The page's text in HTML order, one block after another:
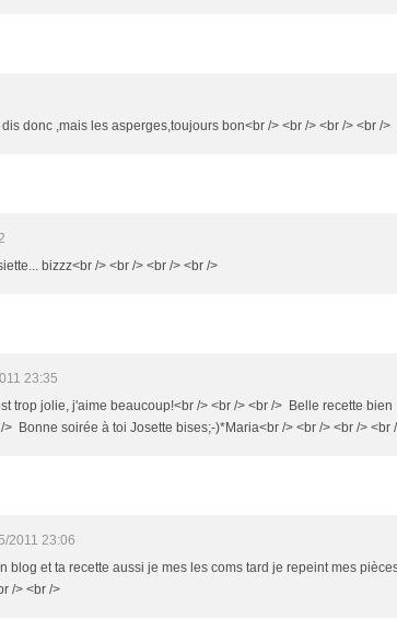
donc ,mais les asperges,toujours bon<br /> <br /> <br /> <br />
bizzz<br /> <br /> <br /> <br />
23:35
trop jolie, j'aime beaucoup!<br /> <br /> <br /> Belle recette bien
Bonne soirée à toi Josette bises;-)*Maria<br /> <br /> <br /> <br
2011 23:06
blog et ta recette aussi je mes les coms tard je repeint mes
/> <br />